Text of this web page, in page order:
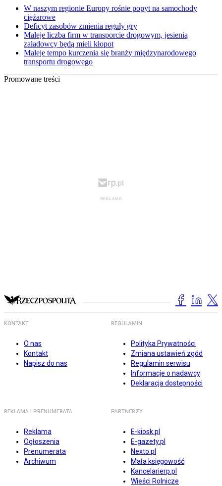
W naszym regionie Europy rośnie popyt na samochody
ciężarowe
Deficyt zasobów zmienia reguły gry
Maleje liczba firm w transporcie drogowym, jesienią
załadowcy będą mieli kłopot
Maleje tempo kurczenia się branży międzynarodowego
transportu drogowego
Promowane treści
KONTAKT
O nas
Kontakt
Napisz do nas
REGULAMIN
Polityka Prywatności
Zmiana ustawień zgód
Regulamin serwisu
Informacje o nadawcy
Deklaracja dostępności
REKLAMA I PRENUMERATA
Reklama
Ogłoszenia
Prenumerata
Archiwum
PARTNERZY
E-kiosk.pl
E-gazety.pl
Nexto.pl
Mała księgowość
Kancelarierp.pl
Wieści Rolnicze